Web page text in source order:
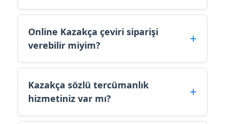
Online Kazakça çeviri siparişi
verebilir miyim?
Kazakça sözlü tercümanlık
hizmetiniz var mı?